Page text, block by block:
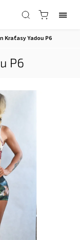
Kraťasy Yadou P6
P6